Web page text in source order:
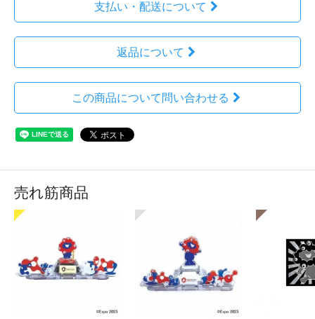
支払い・配送について
返品について
この商品について問い合わせる
売れ筋商品